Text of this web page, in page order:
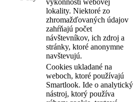
výkonnosti webovej
lokality. Niektoré zo
zhromažďovaných údajov
zahŕňajú počet
návštevníkov, ich zdroj a
stránky, ktoré anonymne
navštevujú.
Cookies ukladané na
weboch, ktoré používajú
Smartlook. Ide o analytický
nástroj, ktorý používa